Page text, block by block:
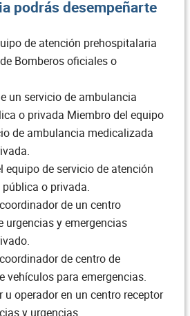
podrás desempeñarte
de atención prehospitalaria
Bomberos oficiales o
un servicio de ambulancia
o privada Miembro del equipo
de ambulancia medicalizada
equipo de servicio de atención
o privada.
de un centro
urgencias y emergencias
de centro de
vehículos para emergencias.
u operador en un centro receptor
y urgencias.